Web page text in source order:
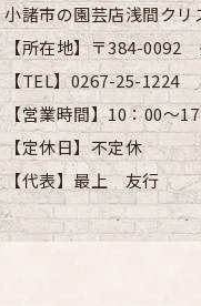
小諸市の園芸店浅間クリ
【所在地】〒384-0092
【TEL】0267-25-1224
【営業時間】10：00～
【定休日】不定休
【代表】最上 友行